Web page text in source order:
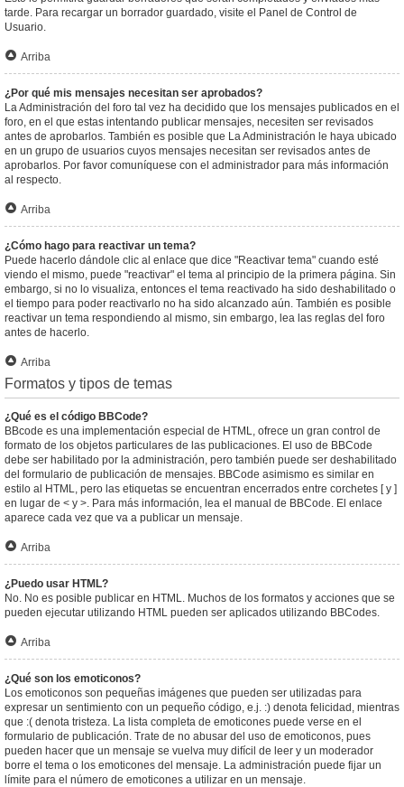
tarde. Para recargar un borrador guardado, visite el Panel de Control de
Usuario.
Arriba
¿Por qué mis mensajes necesitan ser aprobados?
La Administración del foro tal vez ha decidido que los mensajes publicados en el
foro, en el que estas intentando publicar mensajes, necesiten ser revisados
antes de aprobarlos. También es posible que La Administración le haya ubicado
en un grupo de usuarios cuyos mensajes necesitan ser revisados antes de
aprobarlos. Por favor comuníquese con el administrador para más información
al respecto.
Arriba
¿Cómo hago para reactivar un tema?
Puede hacerlo dándole clic al enlace que dice "Reactivar tema" cuando esté
viendo el mismo, puede "reactivar" el tema al principio de la primera página. Sin
embargo, si no lo visualiza, entonces el tema reactivado ha sido deshabilitado o
el tiempo para poder reactivarlo no ha sido alcanzado aún. También es posible
reactivar un tema respondiendo al mismo, sin embargo, lea las reglas del foro
antes de hacerlo.
Arriba
Formatos y tipos de temas
¿Qué es el código BBCode?
BBcode es una implementación especial de HTML, ofrece un gran control de
formato de los objetos particulares de las publicaciones. El uso de BBCode
debe ser habilitado por la administración, pero también puede ser deshabilitado
del formulario de publicación de mensajes. BBCode asimismo es similar en
estilo al HTML, pero las etiquetas se encuentran encerrados entre corchetes [ y ]
en lugar de < y >. Para más información, lea el manual de BBCode. El enlace
aparece cada vez que va a publicar un mensaje.
Arriba
¿Puedo usar HTML?
No. No es posible publicar en HTML. Muchos de los formatos y acciones que se
pueden ejecutar utilizando HTML pueden ser aplicados utilizando BBCodes.
Arriba
¿Qué son los emoticonos?
Los emoticonos son pequeñas imágenes que pueden ser utilizadas para
expresar un sentimiento con un pequeño código, e.j. :) denota felicidad, mientras
que :( denota tristeza. La lista completa de emoticones puede verse en el
formulario de publicación. Trate de no abusar del uso de emoticonos, pues
pueden hacer que un mensaje se vuelva muy difícil de leer y un moderador
borre el tema o los emoticones del mensaje. La administración puede fijar un
límite para el número de emoticones a utilizar en un mensaje.